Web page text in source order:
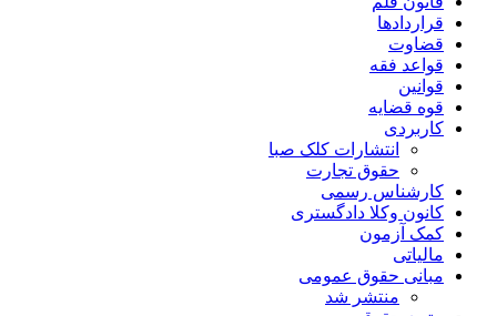
قراردادها
قضاوت
قواعد فقه
قوانین
قوه قضایه
کاربردی
انتشارات کلک صبا
حقوق تجارت
کارشناس رسمی
کانون وکلا دادگستری
کمک آزمون
مالیاتی
مبانی حقوق عمومی
منتشر شد